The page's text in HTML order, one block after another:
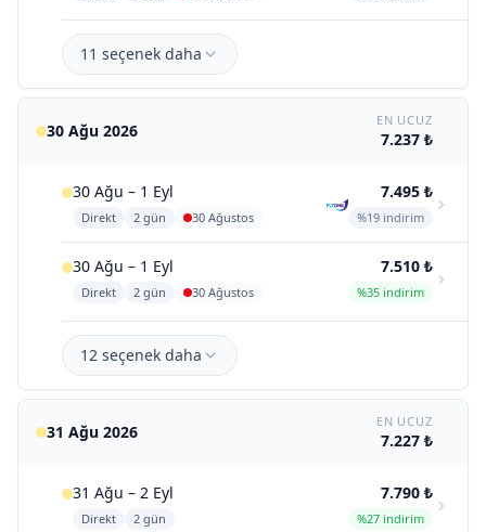
11 seçenek daha
30 Ağu 2026
EN UCUZ
7.237 ₺
30 Ağu – 1 Eyl
Direkt 2 gün 30 Ağustos
7.495 ₺
%19 indirim
30 Ağu – 1 Eyl
Direkt 2 gün 30 Ağustos
7.510 ₺
%35 indirim
12 seçenek daha
31 Ağu 2026
EN UCUZ
7.227 ₺
31 Ağu – 2 Eyl
Direkt 2 gün
7.790 ₺
%27 indirim